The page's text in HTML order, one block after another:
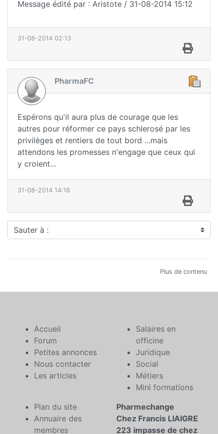
Message édité par : Aristote / 31-08-2014 15:12
31-08-2014 02:13
PharmaFC
Espérons qu'il aura plus de courage que les
autres pour réformer ce pays schlerosé par les
privilèges et rentiers de tout bord ...mais
attendons les promesses n'engage que ceux qui
y croient...
31-08-2014 14:16
Sauter à :
Plus de contenu
Accueil
Forum
Petites annonces
Nous contacter
Les articles
Salaires en
officine
Juridique
Social
Métiers
Mini formations
Plan du site
Annuaire des
membres
Pharmechange
Chez Francis LIAIGRE
223 impasse de chez